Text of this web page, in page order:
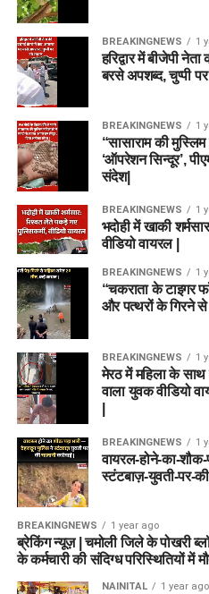
BREAKINGNEWS 1
हरिद्वार में बीजेपी
बरसे अपशब्द, चुप्पी
BREAKINGNEWS 1
“सासाराम की
‘ऑपरेशन सिन्दूर’,
संदेश|
BREAKINGNEWS 1
भदोही में खाकी
वीडियो वायरल |
BREAKINGNEWS 1
“चकराता के टाइगर
और पत्थरों के गिरने से
BREAKINGNEWS 1
मेरठ में महिला के
वाला युवक वीडियो
BREAKINGNEWS 1
वायरल-होने-का-
स्टंटबाज़-युवती-पर-की-
BREAKINGNEWS 1 year ago
ब्रेकिंग न्यूज़ | चमोली जिले के पोखरी
के कर्मचारी की संदिग्ध परिस्थितियों में
NAINITAL 1 year ago